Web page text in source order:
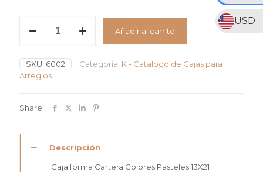
USD
forma
Pasteles
cantidad
Añadir al carrito
SKU: 6002 Categoría: K - Catalogo de Cajas para
Arreglos
Share
Descripción
Caja forma Cartera Colores Pasteles 13X21